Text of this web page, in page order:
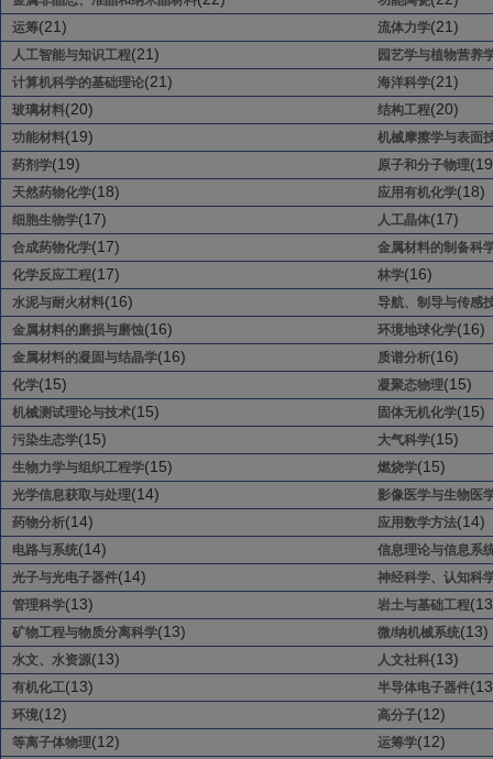
运筹(21) 流体力学(21)
人工智能与知识工程(21)
园艺学与植物营养
计算机科学的基础理论(21) 海洋科学(21)
玻璃材料(20) 结构工程(20)
功能材料(19)
机械摩擦学与表面
药剂学(19) 原子和分子物理
天然药物化学(18) 应用有机化学(18)
细胞生物学(17) 人工晶体(17)
合成药物化学(17)
金属材料的制备科
化学反应工程(17) 林学(16)
水泥与耐火材料(16)
导航、制导与传感
金属材料的磨损与磨蚀(16) 环境地球化学(16)
金属材料的凝固与结晶学(16) 质谱分析(16)
化学(15) 凝聚态物理(15)
机械测试理论与技术(15) 固体无机化学(15)
污染生态学(15) 大气科学(15)
生物力学与组织工程学(15) 燃烧学(15)
光学信息获取与处理(14)
影像医学与生物医
药物分析(14) 应用数学方法(14)
电路与系统(14)
信息理论与信息系
光子与光电子器件(14)
神经科学、认知科
管理科学(13) 岩土与基础工程
矿物工程与物质分离科学(13) 微/纳机械系统(13)
水文、水资源(13) 人文社科(13)
有机化工(13) 半导体电子器件
环境(12) 高分子(12)
等离子体物理(12) 运筹学(12)